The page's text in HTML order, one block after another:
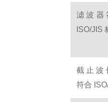
滤波器
ISO/JIS
截止波
符合